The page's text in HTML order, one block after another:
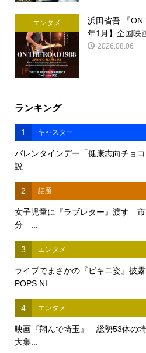
エンタメ
浜田省吾 『ON
年1月】全国映
2026.08.06
ランキング
1 キャスター
バレンタインデー「健康志向チョ
説
2 話題
女子児童に『ラブレター』渡す
分 ...
3 エンタメ
ライブでまさかの『ビキニ姿』披
POPS NI...
4 エンタメ
映画『翔んで埼玉』 総勢53体の
大集...